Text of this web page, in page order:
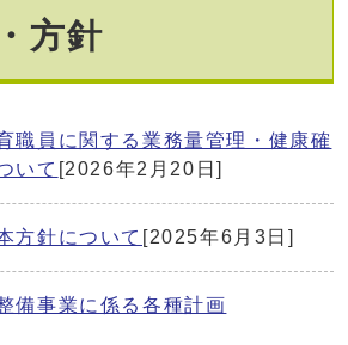
方針
職員に関する業務量管理・健康確
いて [2026年2月20日]
方針について [2025年6月3日]
備事業に係る各種計画